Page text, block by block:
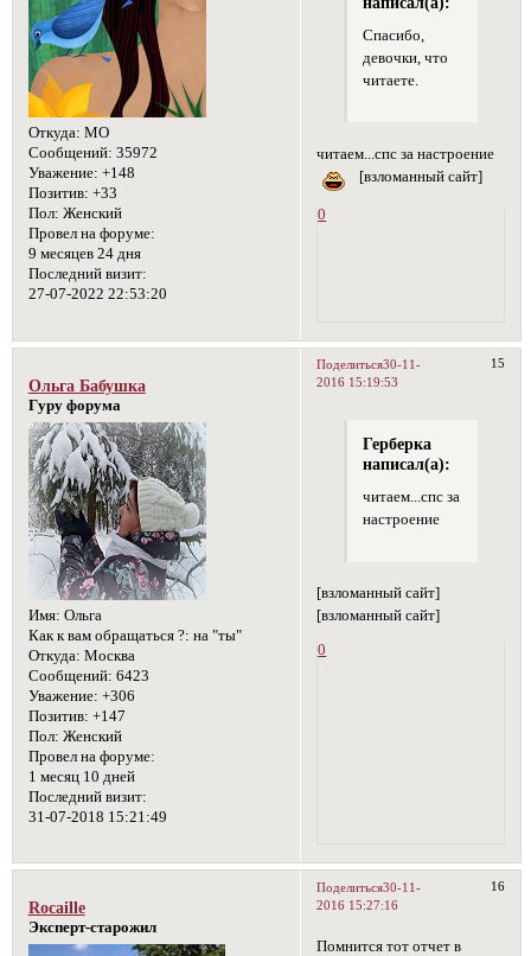
Откуда: МО
Сообщений: 35972
Уважение: +148
Позитив: +33
Пол: Женский
Провел на форуме:
9 месяцев 24 дня
Последний визит:
27-07-2022 22:53:20
Спасибо,
девочки, что
читаете.
читаем...спс за настроение
[взломанный сайт]
0
Поделиться 15
30-11-
2016 15:19:53
Ольга Бабушка
Гуру форума
Имя: Ольга
Как к вам обращаться ?: на "ты"
Откуда: Москва
Сообщений: 6423
Уважение: +306
Позитив: +147
Пол: Женский
Провел на форуме:
1 месяц 10 дней
Последний визит:
31-07-2018 15:21:49
Герберка
написал(а):
читаем...спс за
настроение
[взломанный сайт]
[взломанный сайт]
0
Поделиться 16
30-11-
2016 15:27:16
Rocaille
Эксперт-старожил
Помнится тот отчет в